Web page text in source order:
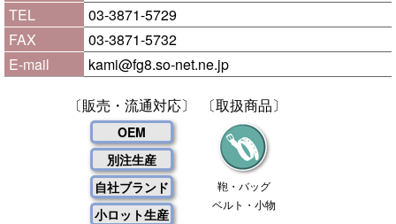
TEL
03-3871-5729
FAX
03-3871-5732
E-mail
kami@fg8.so-net.ne.jp
〔販売・流通対応〕
OEM
別注生産
自社ブランド
小ロット生産
〔取扱商品〕
鞄・バッグ
ベルト・小物